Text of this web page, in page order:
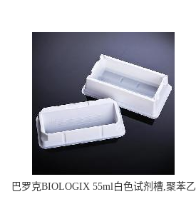
巴罗克BIOLOGIX 55ml白色试剂槽,聚苯乙